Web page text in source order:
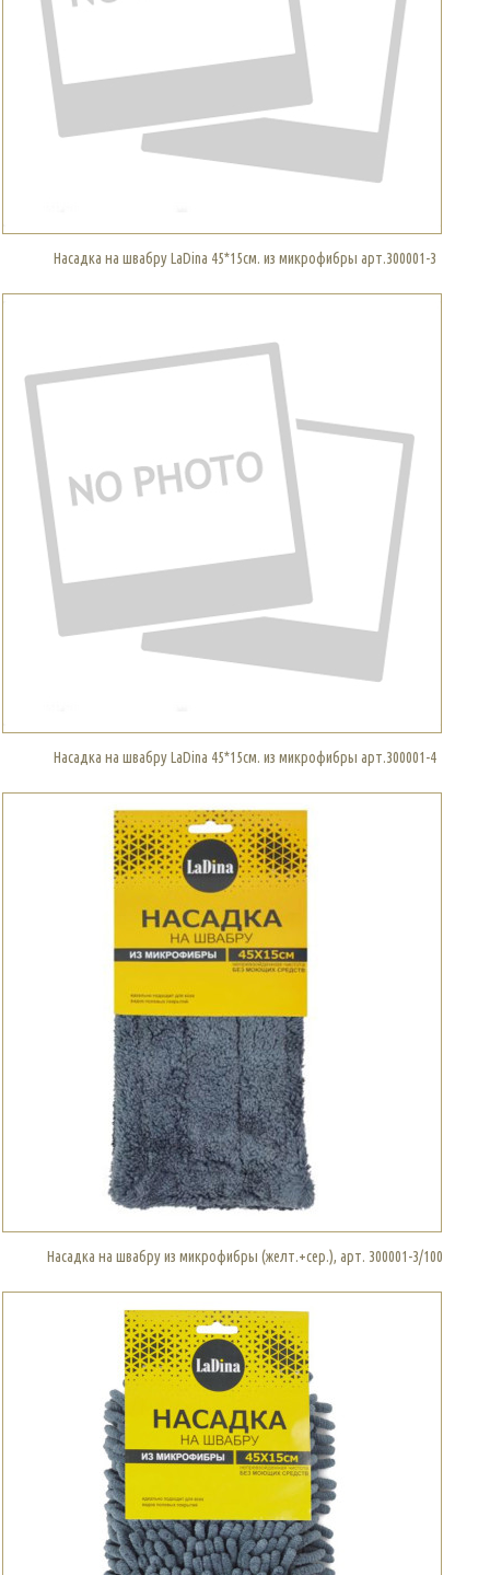
Насадка на швабру LaDina 45*15см. из микрофибры арт.300001-3
Насадка на швабру LaDina 45*15см. из микрофибры арт.300001-4
Насадка на швабру из микрофибры (желт.+сер.), арт. 300001-3/100